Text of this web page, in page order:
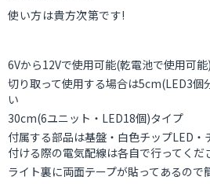
使い方は貴方次第です!
6Vから12Vで使用可能(乾電池で使用可能)
切り取って使用する場合は5cm(LED3個
い
30cm(6ユニット・LED18個)タイプ
付属する部品は基盤・白色チップLED・
付ける際の電気配線は各自で行ってくだ
ライト裏に両面テープが貼ってあるので